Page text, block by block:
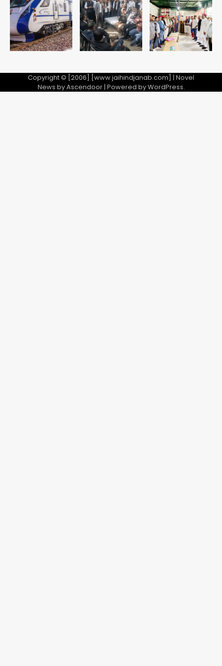
5
Team JHJ
Copyright © [2006] [www.jaihindjanab.com] | Novel
News byAscendoor| Powered byWordPress.